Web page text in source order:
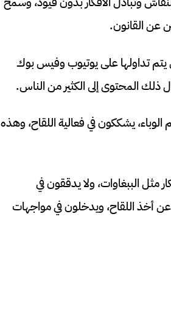
عن القانون.
يتم تداولها على يوتيوب وفيس بوك
ذلك المحتوى إلى الكثير من الناس.
يشككون في فعالية اللقاح، وهذه
مثل الببغاوات، ولا يدققون في
عن أخذ اللقاح، ويدخلون في مواجهات